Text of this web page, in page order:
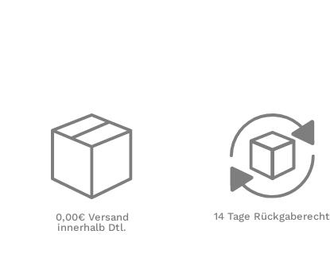
0,00€ Versand
innerhalb Dtl.
14 Tage Rückgaberecht